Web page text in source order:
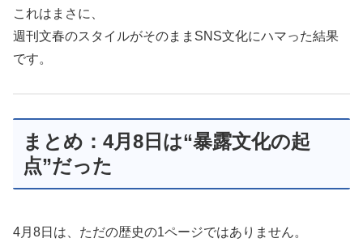
これはまさに、
週刊文春のスタイルがそのままSNS文化にハマった結果
です。
まとめ：4月8日は“暴露文化の起
点”だった
4月8日は、ただの歴史の1ページではありません。